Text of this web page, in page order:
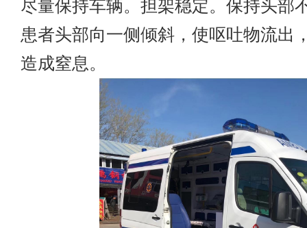
尽量保持车辆。担架稳定。保持头部
患者头部向一侧倾斜，使呕吐物流出
造成窒息。